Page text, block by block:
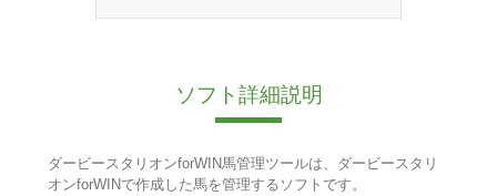
ソフト詳細説明
ダービースタリオンforWIN馬管理ツールは、ダービースタリ
オンforWINで作成した馬を管理するソフトです。